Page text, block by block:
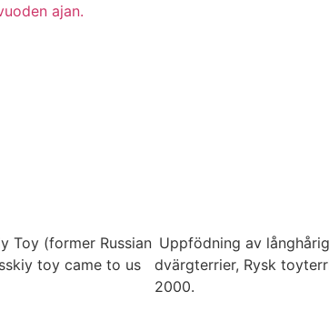
ajan.
Toy (former Russian
toy came to us
Uppfödning av
dvärgterrier, Rysk
2000.